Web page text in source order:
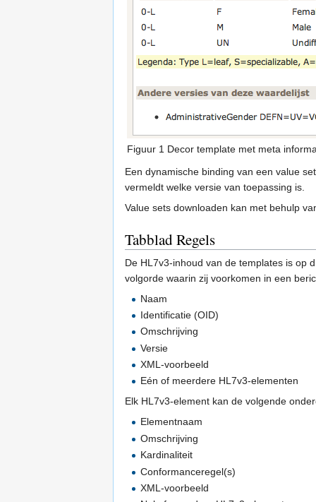
Figuur 1 Decor template met meta
Een dynamische binding van een value
vermeldt welke versie van toepassing is.
Value sets downloaden kan met behulp
Tabblad Regels
De HL7v3-inhoud van de templates is op
volgorde waarin zij voorkomen in een
Naam
Identificatie (OID)
Omschrijving
Versie
XML-voorbeeld
Eén of meerdere HL7v3-elementen
Elk HL7v3-element kan de volgende
Elementnaam
Omschrijving
Kardinaliteit
Conformanceregel(s)
XML-voorbeeld